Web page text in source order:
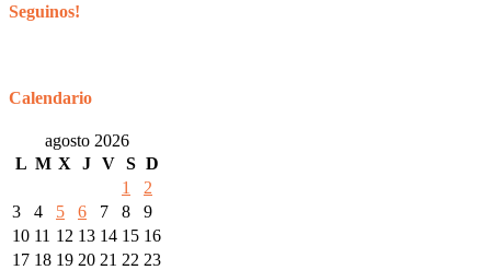
Seguinos!
Calendario
agosto 2026
L M X J V S D
1
2
3
4 5 6 7 8
9
10 11 12 13 14 15 16
17 18 19 20 21 22 23